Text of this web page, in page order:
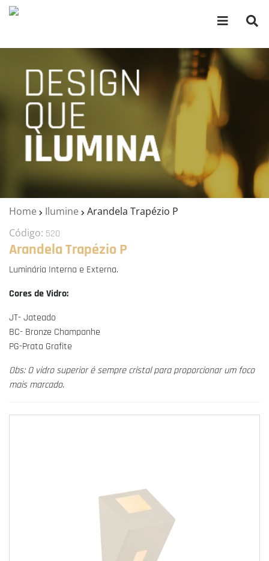
Home Ilumine
Arandela Trapézio P
Código: 520
Arandela Trapézio P
Luminária Interna e Externa.
Cores de Vidro:
JT- Jateado
BC- Bronze Champanhe
PG-Prata Grafite
Obs: O vidro superior é sempre cristal para proporcionar um foco
mais marcado.